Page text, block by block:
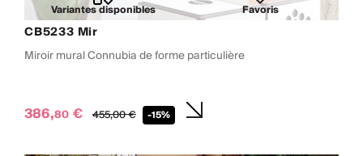
Variantes disponibles Favoris
CB5233 Mir
Miroir mural Connubia de forme particulière
386,80 € 455,00€ -15%